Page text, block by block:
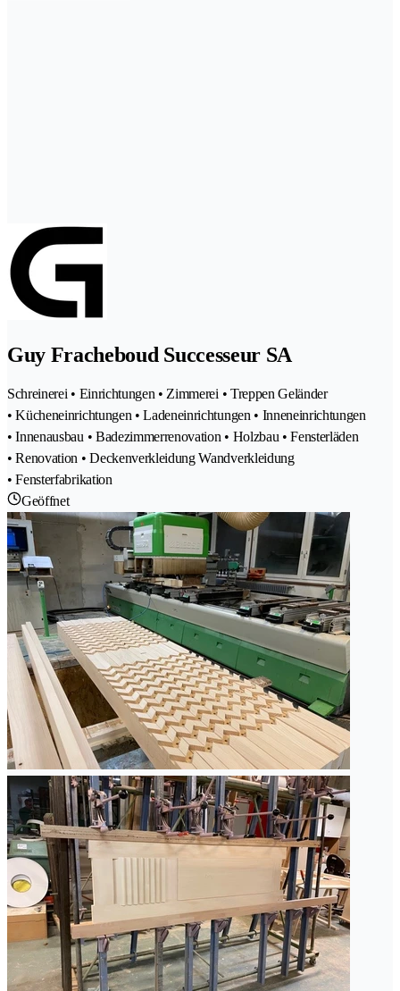
Guy Fracheboud Successeur SA
Schreinerei • Einrichtungen • Zimmerei • Treppen Geländer
• Kücheneinrichtungen • Ladeneinrichtungen • Inneneinrichtungen
• Innenausbau • Badezimmerrenovation • Holzbau • Fensterläden
• Renovation • Deckenverkleidung Wandverkleidung
• Fensterfabrikation
Geöffnet